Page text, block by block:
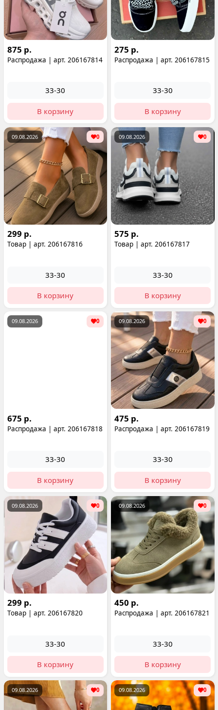
875 р.
Распродажа | арт. 206167814
33-30
В корзину
275 р.
Распродажа | арт. 206167815
33-30
В корзину
09.08.2026 0
299 р.
Товар | арт. 206167816
33-30
В корзину
09.08.2026 0
575 р.
Товар | арт. 206167817
33-30
В корзину
09.08.2026 0
675 р.
Распродажа | арт. 206167818
33-30
В корзину
09.08.2026 0
475 р.
Распродажа | арт. 206167819
33-30
В корзину
09.08.2026 0
299 р.
Товар | арт. 206167820
33-30
В корзину
09.08.2026 0
450 р.
Распродажа | арт. 206167821
33-30
В корзину
09.08.2026 0 09.08.2026 0